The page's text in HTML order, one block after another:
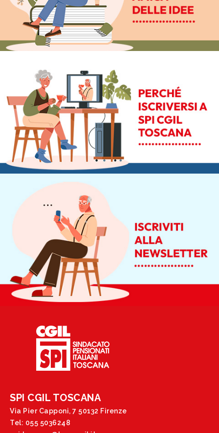
SPI CGIL TOSCANA
Via Pier Capponi, 7 50132 Firenze
Tel: 055 5036248